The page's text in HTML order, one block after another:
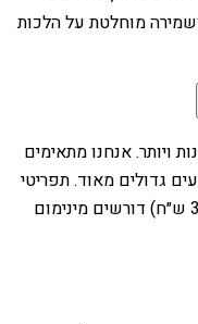
מוחלטת על הלכות
החל מ-10 מנות ועד 1,000 מנות ויותר. אנחנו מתאימים
גדולים מאוד. תפריטי
הפרימיום (יוקרתי 170 ש״ח, על האש 300 ש״ח) דורשים מינימום